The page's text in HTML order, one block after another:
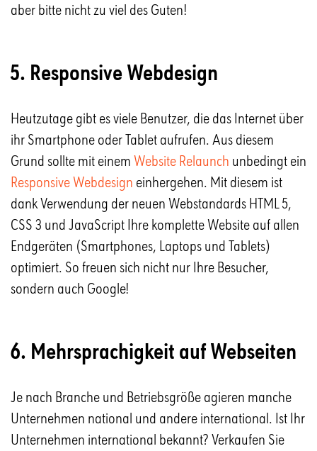
aber bitte nicht zu viel des Guten!
5. Responsive Webdesign
Heutzutage gibt es viele Benutzer, die das Internet über
ihr Smartphone oder Tablet aufrufen. Aus diesem
Grund sollte mit einem Website Relaunch unbedingt ein
Responsive Webdesign einhergehen. Mit diesem ist
dank Verwendung der neuen Webstandards HTML 5,
CSS 3 und JavaScript Ihre komplette Website auf allen
Endgeräten (Smartphones, Laptops und Tablets)
optimiert. So freuen sich nicht nur Ihre Besucher,
sondern auch Google!
6. Mehrsprachigkeit auf Webseiten
Je nach Branche und Betriebsgröße agieren manche
Unternehmen national und andere international. Ist Ihr
Unternehmen international bekannt? Verkaufen Sie